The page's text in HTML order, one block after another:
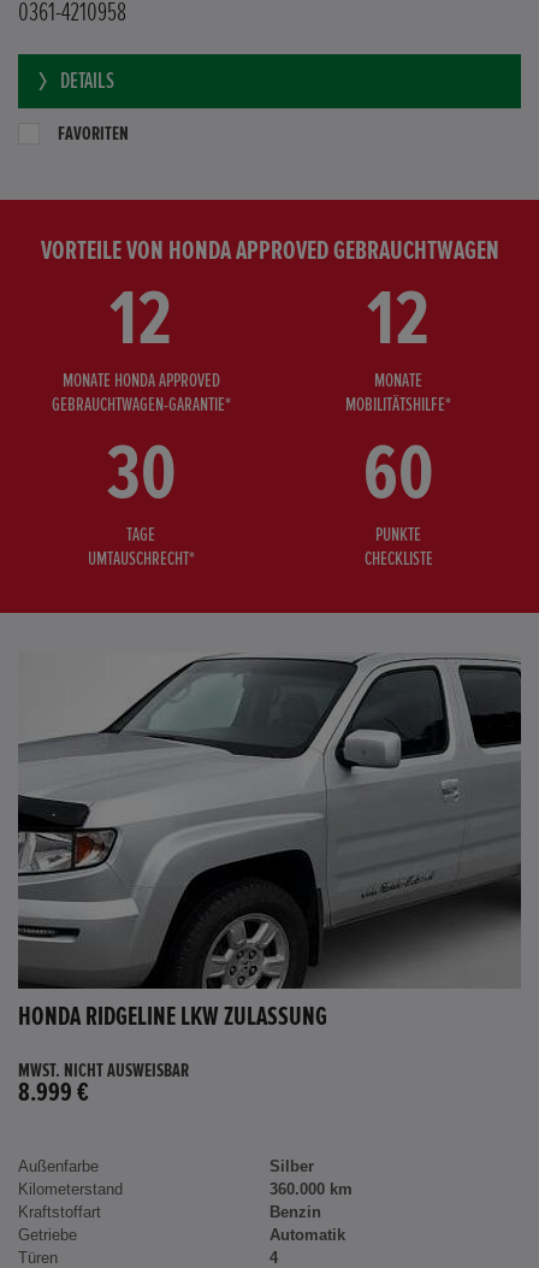
0361-4210958
DETAILS
FAVORITEN
VORTEILE VON HONDA APPROVED GEBRAUCHTWAGEN
12
MONATE HONDA APPROVED
GEBRAUCHTWAGEN-GARANTIE*
12
MONATE
MOBILITÄTSHILFE*
30
TAGE
UMTAUSCHRECHT*
60
PUNKTE
CHECKLISTE
HONDA RIDGELINE LKW ZULASSUNG
MWST. NICHT AUSWEISBAR
8.999 €
Außenfarbe
Silber
Kilometerstand
360.000 km
Kraftstoffart
Benzin
Getriebe
Automatik
Türen
4